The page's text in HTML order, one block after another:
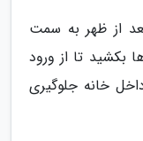
از ظهر به سمت
بکشید تا از ورود
خانه جلوگیری